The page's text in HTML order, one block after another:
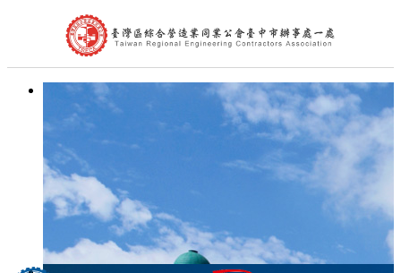
首頁
公會簡介
組織架構
理事長的話
處長的話
會員代表
會員查詢
最新消息
台中市政府公告
中央政府公告